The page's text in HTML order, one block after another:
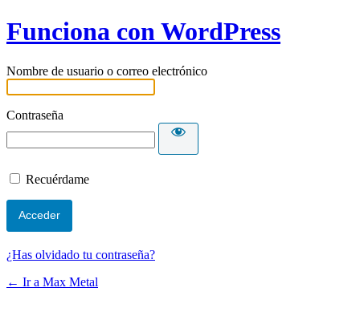
Funciona con WordPress
Nombre de usuario o correo electrónico
Contraseña
Recuérdame
¿Has olvidado tu contraseña?
← Ir a Max Metal